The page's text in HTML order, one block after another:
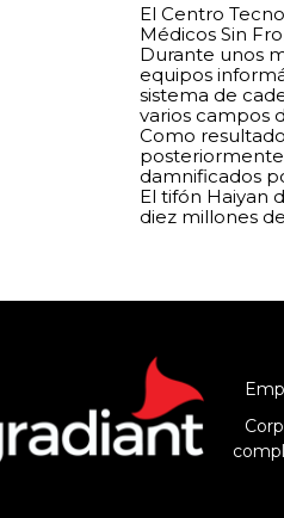
El Centro
Médicos Sin
Durante unos
equipos
sistema de
varios campos
Como
posteriormente
damnificados
El tifón Haiyan
diez millones